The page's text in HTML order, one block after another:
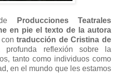
Producciones Teatrales
en pie el texto de la autora
contraducción de Cristina de
reflexión sobre la
tanto como individuos como
en el mundo que les estamos